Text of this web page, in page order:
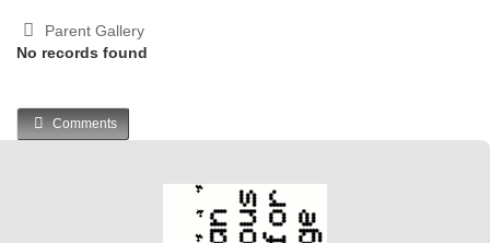
Parent Gallery
No records found
Comments